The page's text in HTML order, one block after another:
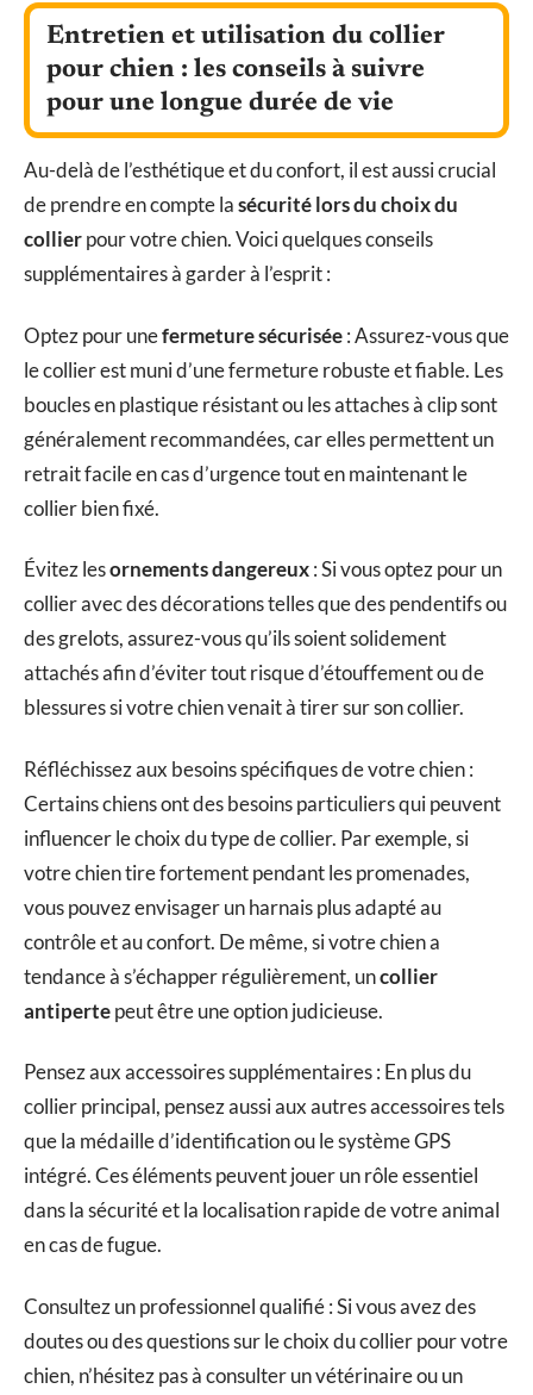
Entretien et utilisation du collier
pour chien : les conseils à suivre
pour une longue durée de vie
Au-delà de l’esthétique et du confort, il est aussi crucial
de prendre en compte lasécurité lors du choix du
collierpour votre chien. Voici quelques conseils
supplémentaires à garder à l’esprit :
Optez pour unefermeture sécurisée: Assurez-vous que
le collier est muni d’une fermeture robuste et fiable. Les
boucles en plastique résistant ou les attaches à clip sont
généralement recommandées, car elles permettent un
retrait facile en cas d’urgence tout en maintenant le
collier bien fixé.
Évitez lesornements dangereux: Si vous optez pour un
collier avec des décorations telles que des pendentifs ou
des grelots, assurez-vous qu’ils soient solidement
attachés afin d’éviter tout risque d’étouffement ou de
blessures si votre chien venait à tirer sur son collier.
Réfléchissez aux besoins spécifiques de votre chien :
Certains chiens ont des besoins particuliers qui peuvent
influencer le choix du type de collier. Par exemple, si
votre chien tire fortement pendant les promenades,
vous pouvez envisager un harnais plus adapté au
contrôle et au confort. De même, si votre chien a
tendance à s’échapper régulièrement, uncollier
antipertepeut être une option judicieuse.
Pensez aux accessoires supplémentaires : En plus du
collier principal, pensez aussi aux autres accessoires tels
que la médaille d’identification ou le système GPS
intégré. Ces éléments peuvent jouer un rôle essentiel
dans la sécurité et la localisation rapide de votre animal
en cas de fugue.
Consultez un professionnel qualifié : Si vous avez des
doutes ou des questions sur le choix du collier pour votre
chien, n’hésitez pas à consulter un vétérinaire ou un